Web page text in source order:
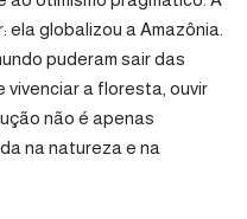
ela globalizou a Amazônia.
puderam sair das
vivenciar a floresta, ouvir
não é apenas
na natureza e na